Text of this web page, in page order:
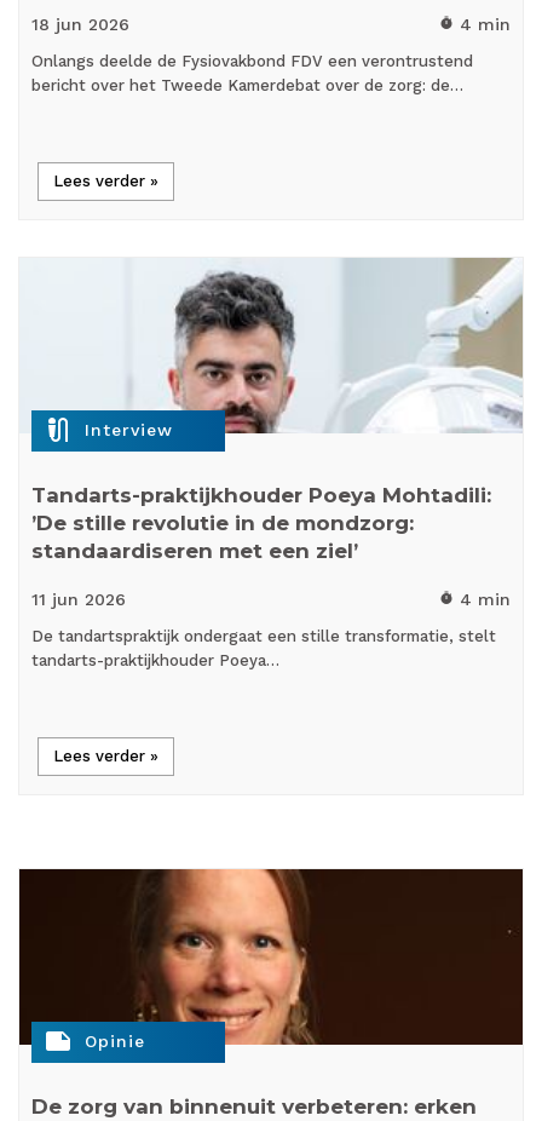
18 jun 2026 timer 4 min
Onlangs deelde de Fysiovakbond FDV een verontrustend
bericht over het Tweede Kamerdebat over de zorg: de…
Lees verder »
mic_external_on Interview
Tandarts-praktijkhouder Poeya Mohtadili:
’De stille revolutie in de mondzorg:
standaardiseren met een ziel’
11 jun 2026 timer 4 min
De tandartspraktijk ondergaat een stille transformatie, stelt
tandarts-praktijkhouder Poeya…
Lees verder »
note Opinie
De zorg van binnenuit verbeteren: erken